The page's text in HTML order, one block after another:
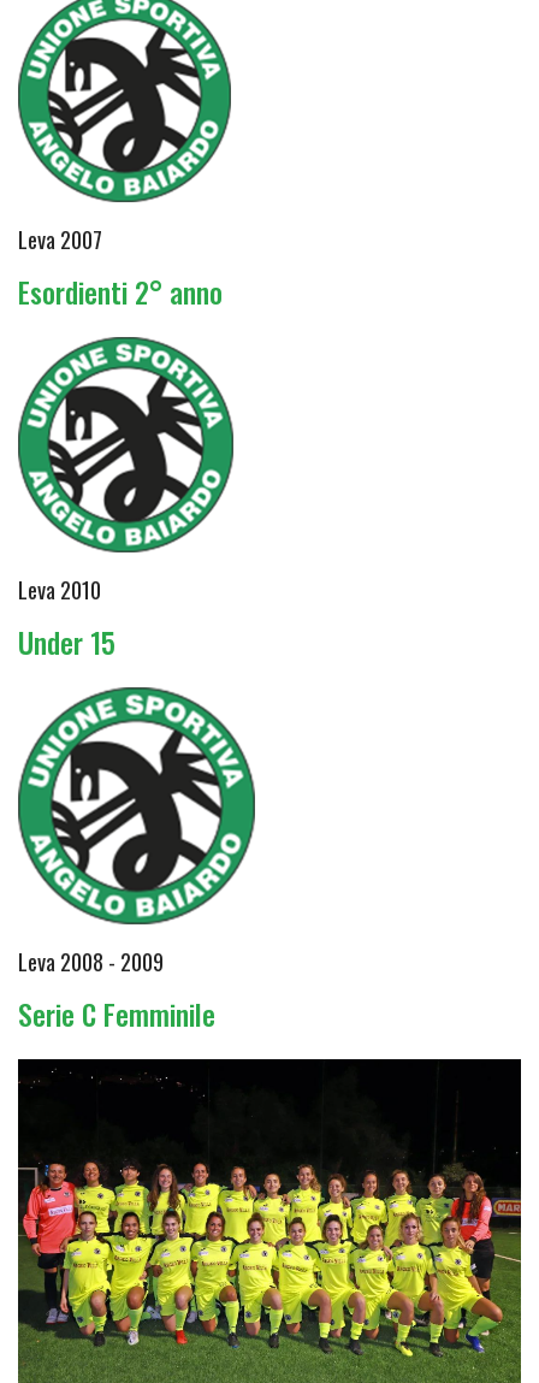
Leva 2007
Esordienti 2° anno
Leva 2010
Under 15
Leva 2008 - 2009
Serie C Femminile